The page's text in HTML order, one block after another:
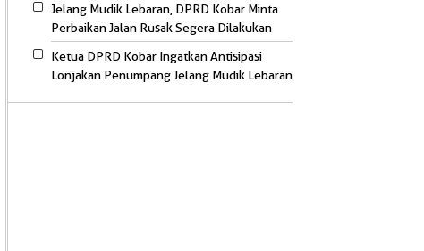
Jelang Mudik Lebaran, DPRD Kobar Minta
Perbaikan Jalan Rusak Segera Dilakukan
Ketua DPRD Kobar Ingatkan Antisipasi
Lonjakan Penumpang Jelang Mudik Lebaran